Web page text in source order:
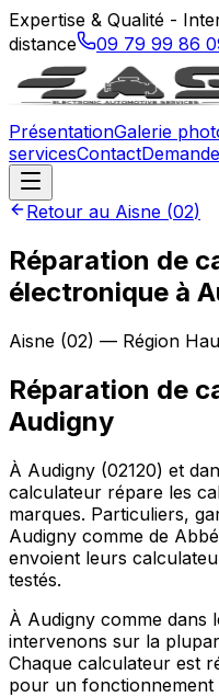
Expertise & Qualité -
distance
09 79 99 86
PrésentationGalerie
servicesContact
Retour au Aisne (02)
Réparation de
électronique à
Aisne (02) — Région
Réparation de
Audigny
À Audigny (02120) et
calculateur répare les
marques. Particuliers,
Audigny comme de
envoient leurs
testés.
À Audigny comme dans
intervenons sur la
Chaque calculateur est
pour un